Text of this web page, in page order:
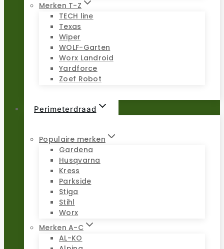
Merken T-Z
TECH line
Texas
Wiper
WOLF-Garten
Worx Landroid
Yardforce
Zoef Robot
Perimeterdraad
Populaire merken
Gardena
Husqvarna
Kress
Parkside
Stiga
Stihl
Worx
Merken A-C
AL-KO